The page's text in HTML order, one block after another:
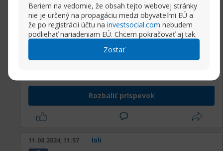
Beriem na vedomie, že obsah tejto webovej stránky
nie je určený na propagáciu medzi obyvateľmi EÚ a
že po registrácii účtu na investsocial.com nebudem
podliehať nariadeniam EÚ. Chcem pokračovať aj tak.
Zostať
==> biturl.top/qeAJJf <==
==> rlys.nl/6epap3 <==
Rozbaliť príspevok
11.08.2024, 11:57 loli